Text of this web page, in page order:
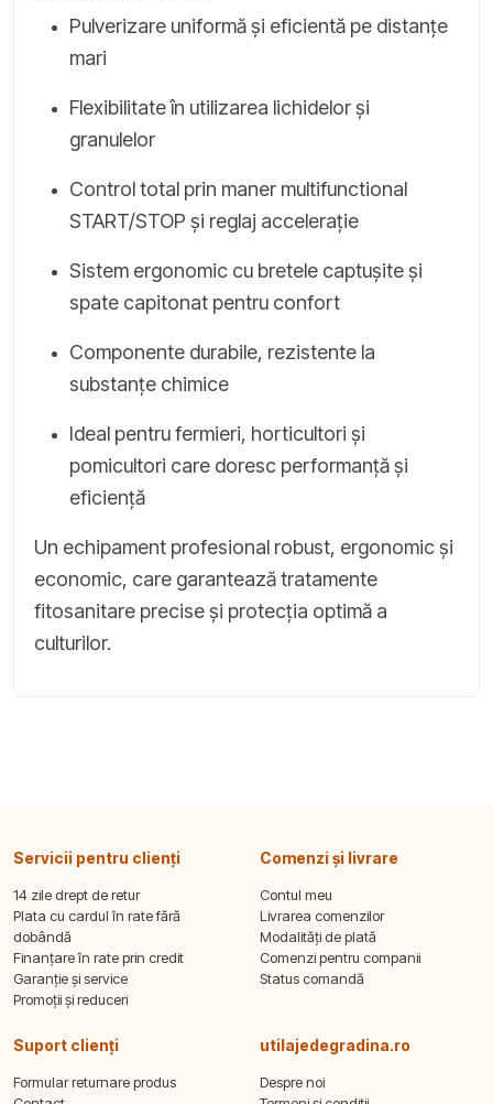
Pulverizare uniformă și eficientă pe distanțe
mari
Flexibilitate în utilizarea lichidelor și
granulelor
Control total prin maner multifunctional
START/STOP și reglaj accelerație
Sistem ergonomic cu bretele captușite și
spate capitonat pentru confort
Componente durabile, rezistente la
substanțe chimice
Ideal pentru fermieri, horticultori și
pomicultori care doresc performanță și
eficiență
Un echipament profesional robust, ergonomic și
economic, care garantează tratamente
fitosanitare precise și protecția optimă a
culturilor.
Servicii pentru clienți
14 zile drept de retur
Plata cu cardul în rate fără
dobândă
Finanțare în rate prin credit
Garanție și service
Promoții și reduceri
Comenzi și livrare
Contul meu
Livrarea comenzilor
Modalități de plată
Comenzi pentru companii
Status comandă
Suport clienți
Formular returnare produs
utilajedegradina.ro
Despre noi